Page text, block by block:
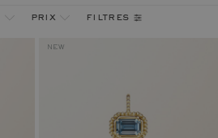
prix filtres
NEW